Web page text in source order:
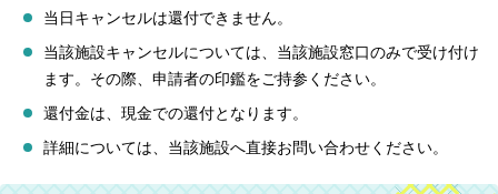
当日キャンセルは還付できません。
当該施設キャンセルについては、当該施設窓口のみで受け付け
ます。その際、申請者の印鑑をご持参ください。
還付金は、現金での還付となります。
詳細については、当該施設へ直接お問い合わせください。